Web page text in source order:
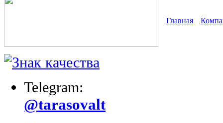
Главная
Telegram:
@tarasovalt